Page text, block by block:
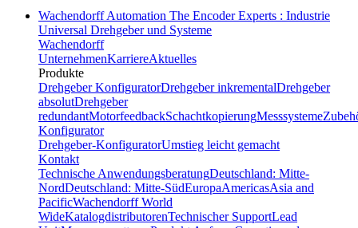
Wachendorff Automation The Encoder Experts : Industrie
Universal Drehgeber und Systeme
Wachendorff
UnternehmenKarriereAktuelles
Produkte
Drehgeber KonfiguratorDrehgeber inkrementalDrehgeber
absolutDrehgeber
redundantMotorfeedbackSchachtkopierungMesssysteme
Konfigurator
Drehgeber-KonfiguratorUmstieg leicht gemacht
Kontakt
Technische AnwendungsberatungDeutschland: Mitte-
NordDeutschland: Mitte-SüdEuropaAmericasAsia and
PacificWachendorff World
WideKatalogdistributorenTechnischer SupportLead